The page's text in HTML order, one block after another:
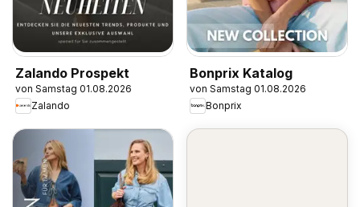
Zalando Prospekt
von Samstag 01.08.2026
Zalando
Bonprix Katalog
von Samstag 01.08.2026
Bonprix